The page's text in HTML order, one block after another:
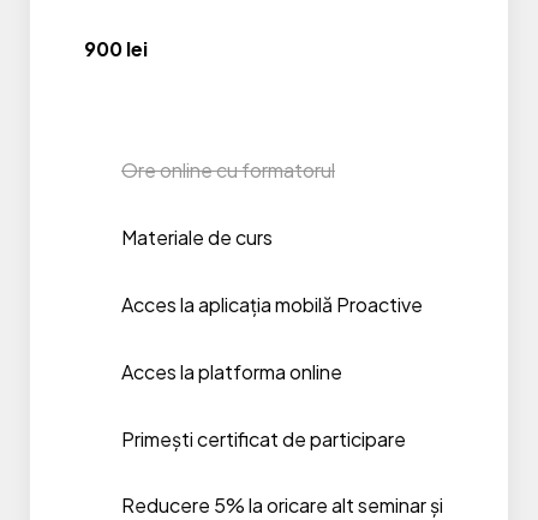
900 lei
Ore online cu formatorul
Materiale de curs
Acces la aplicația mobilă Proactive
Acces la platforma online
Primești certificat de participare
Reducere 5% la oricare alt seminar și